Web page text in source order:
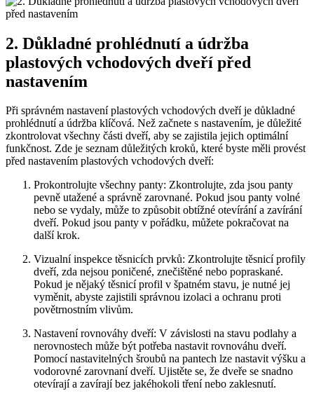
2. Důkladné prohlédnutí a údržba
plastových vchodových⁤ dveří před
nastavením
Při správném nastavení plastových​ vchodových ⁢dveří ⁤je důkladné
prohlédnutí a údržba⁢ klíčová. Než ⁢začnete ​s nastavením, je důležité
zkontrolovat ​všechny ⁣části ⁢dveří, aby⁣ se ⁣zajistila jejich optimální
funkčnost. ‌Zde⁤ je seznam​ důležitých kroků,⁣ které byste měli provést
před nastavením plastových‍ vchodových dveří:
Prokontrolujte všechny panty: Zkontrolujte, zda jsou panty
pevně utažené a správně zarovnané. Pokud jsou panty⁣ volné
nebo ⁤se ‌vydaly, může to ‍způsobit obtížné otevírání a zavírání
dveří.⁣ Pokud jsou panty v pořádku, můžete ‌pokračovat na
další⁢ krok.
Vizualní inspekce těsnicích prvků: Zkontrolujte těsnicí ⁣profily
dveří, zda nejsou poničené, znečištěné nebo popraskané.
Pokud ⁤je nějaký těsnicí profil ‍v špatném stavu,⁤ je nutné jej
vyměnit,⁣ abyste zajistili správnou izolaci ​a ochranu proti
povětrnostním vlivům.
Nastavení rovnováhy dveří: V⁣ závislosti​ na ​stavu podlahy a
‌nerovnostech ‍může být potřeba nastavit rovnováhu dveří.
Pomocí nastavitelných ‍šroubů⁣ na pantech lze nastavit výšku a
vodorovné zarovnaní dveří. Ujistěte se, že ​dveře se ⁤snadno
otevírají ​a zavírají bez jakéhokoli tření⁤ nebo zaklesnutí.